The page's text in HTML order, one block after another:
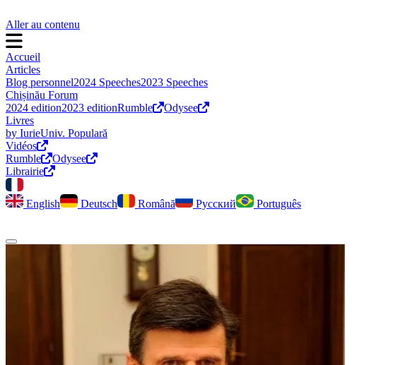
Aller au contenu
Accueil
Articles
Blog personnel2024 Speeches2023 Speeches
Chișinău Forum
2024 edition2023 editionRumble
Odysee
Livres
by IurieUniv. Populară
Vidéos
Rumble
Odysee
Librairie
English Deutsch Română Русский
Português
Activer le mode sombre